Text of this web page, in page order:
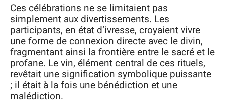
Ces célébrations ne se limitaient pas
simplement aux divertissements. Les
participants, en état d’ivresse, croyaient vivre
une forme de connexion directe avec le divin,
fragmentant ainsi la frontière entre le sacré et le
profane. Le vin, élément central de ces rituels,
revêtait une signification symbolique puissante
; il était à la fois une bénédiction et une
malédiction.